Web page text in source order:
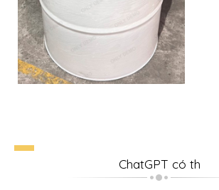
ChatGPT có th